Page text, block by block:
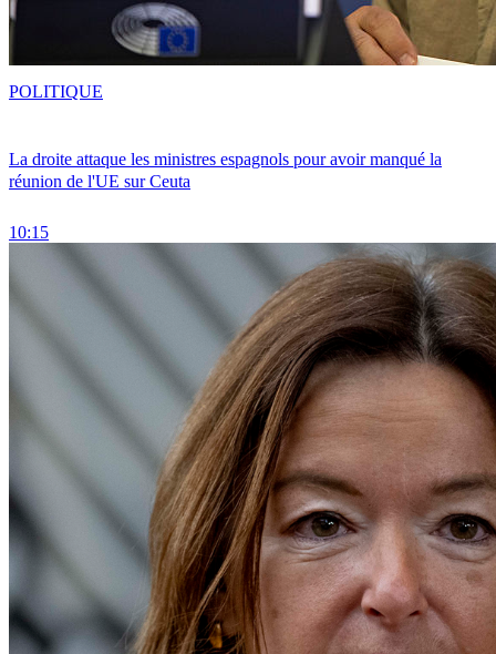
La droite attaque les ministres espagnols pour avoir manqué la
réunion de l'UE sur Ceuta
10:15
POLITIQUE